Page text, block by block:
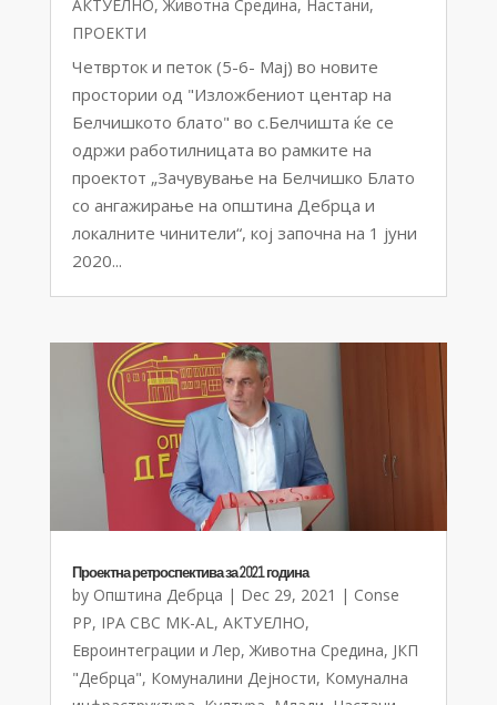
АКТУЕЛНО, Животна Средина, Настани,
ПРОЕКТИ
Четврток и петок (5-6- Мај) во новите
простории од "Изложбениот центар на
Белчишкото блато" во с.Белчишта ќе се
одржи работилницата во рамките на
проектот „Зачувување на Белчишко Блато
со ангажирање на општина Дебрца и
локалните чинители“, кој започна на 1 јуни
2020...
Проектна ретроспектива за 2021 година
by Општина Дебрца | Dec 29, 2021 | Conse
PP, IPA CBC MK-AL , АКТУЕЛНО,
Евроинтеграции и Лер, Животна Средина, ЈКП
"Дебрца", Комуналини Дејности, Комунална